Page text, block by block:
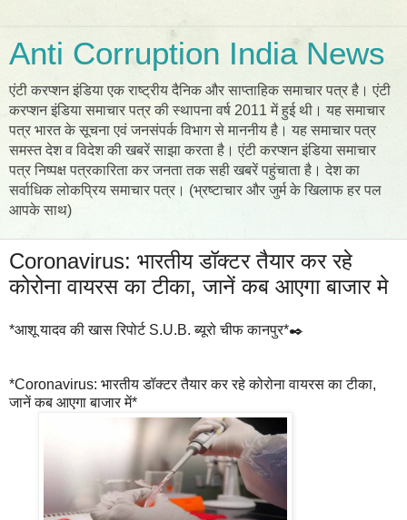
Anti Corruption India News
एंटी करप्शन इंडिया एक राष्ट्रीय दैनिक और साप्ताहिक समाचार पत्र है। एंटी
करप्शन इंडिया समाचार पत्र की स्थापना वर्ष 2011 में हुई थी। यह समाचार
पत्र भारत के सूचना एवं जनसंपर्क विभाग से माननीय है। यह समाचार पत्र
समस्त देश व विदेश की खबरें साझा करता है। एंटी करप्शन इंडिया समाचार
पत्र निष्पक्ष पत्रकारिता कर जनता तक सही खबरें पहुंचाता है। देश का
सर्वाधिक लोकप्रिय समाचार पत्र। (भ्रष्टाचार और जुर्म के खिलाफ हर पल
आपके साथ)
Coronavirus: भारतीय डॉक्टर तैयार कर रहे
कोरोना वायरस का टीका, जानें कब आएगा बाजार मे
*आशू यादव की खास रिपोर्ट S.U.B. ब्यूरो चीफ कानपुर*✒️
*Coronavirus: भारतीय डॉक्टर तैयार कर रहे कोरोना वायरस का टीका,
जानें कब आएगा बाजार में*